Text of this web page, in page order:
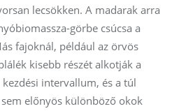
lecsökken. A madarak arra
görbe csúcsa a
fajoknál, például az örvös
kisebb részét alkotják a
intervallum, és a túl
előnyös különböző okok